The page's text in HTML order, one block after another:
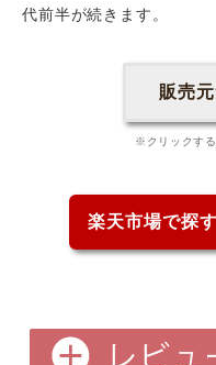
代前半が続きます。
販売
※クリックす
楽天市場で探す